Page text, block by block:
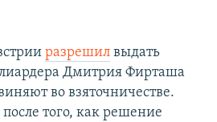
разрешилвыдать
Дмитрия Фирташа
во взяточничестве.
того, как решение